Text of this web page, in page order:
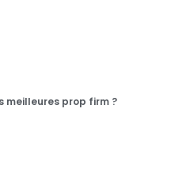
meilleures prop firm ?